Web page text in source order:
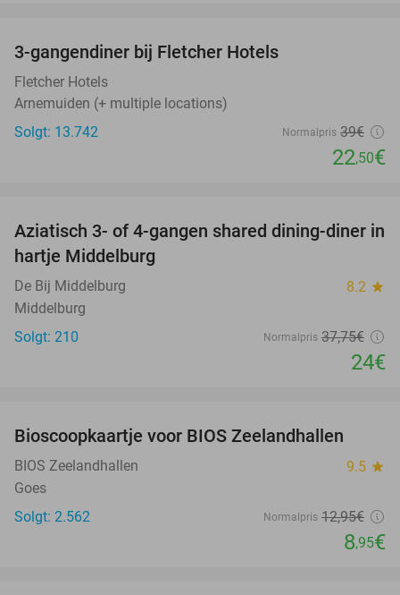
3-gangendiner bij Fletcher Hotels
Fletcher Hotels
Arnemuiden (+ multiple locations)
Solgt: 13.742
Normalpris 39€
22,50€
36%
Aziatisch 3- of 4-gangen shared dining-diner in
hartje Middelburg
De Bij Middelburg 8.2 star
Middelburg
Solgt: 210
Normalpris 37,75€
24€
Bioscoopkaartje voor BIOS Zeelandhallen
BIOS Zeelandhallen 9.5 star
Goes
Solgt: 2.562
Normalpris 12,95€
8,95€